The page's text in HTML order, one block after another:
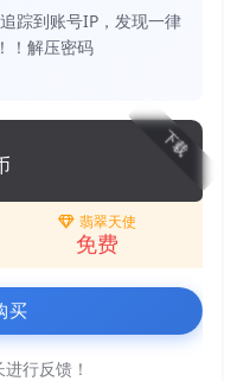
踪到账号IP，发现一律
！解压密码
下载
翡翠天使
免费
买
行反馈！